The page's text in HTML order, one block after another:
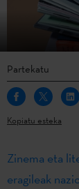
Partekatu
Kopiatu esteka
Zinema eta
eragileak